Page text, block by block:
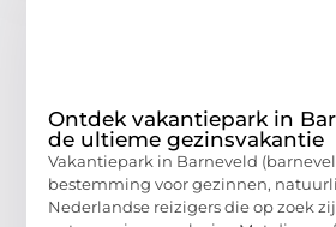
Ontdek vakantiepark in
de ultieme gezinsvakantie
Vakantiepark in Barneveld
bestemming voor gezinnen,
Nederlandse reizigers die op zoek